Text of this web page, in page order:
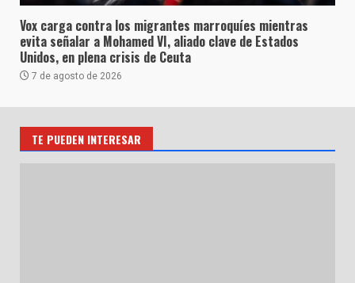
Vox carga contra los migrantes marroquíes mientras
evita señalar a Mohamed VI, aliado clave de Estados
Unidos, en plena crisis de Ceuta
7 de agosto de 2026
TE PUEDEN INTERESAR